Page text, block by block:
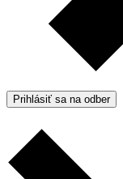
Prihlásiť sa na odber